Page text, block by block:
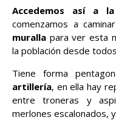
Accedemos así a
comenzamos a
muralla para ver esta
la población desde
Tiene forma
artillería, en ella hay
entre troneras y
merlones escalonados,